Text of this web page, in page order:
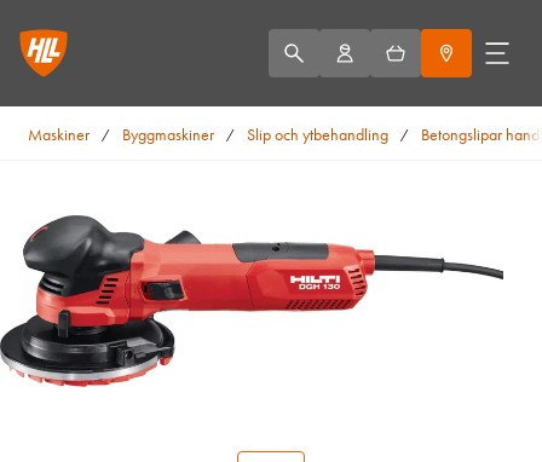
Maskiner / Byggmaskiner / Slip och ytbehandling / Betongslipar